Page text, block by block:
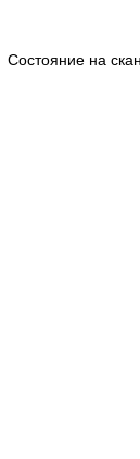
Состояние на